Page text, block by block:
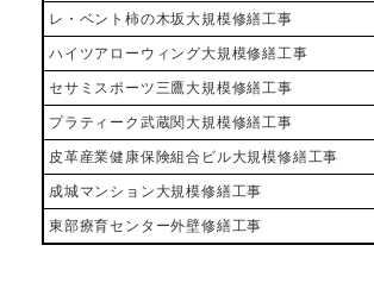
レ・ベント柿の木坂大規模修繕工事
ハイツアローウィング大規模修繕工事
セサミスポーツ三鷹大規模修繕工事
プラティーク武蔵関大規模修繕工事
皮革産業健康保険組合ビル大規模修繕工事
成城マンション大規模修繕工事
東部療育センター外壁修繕工事